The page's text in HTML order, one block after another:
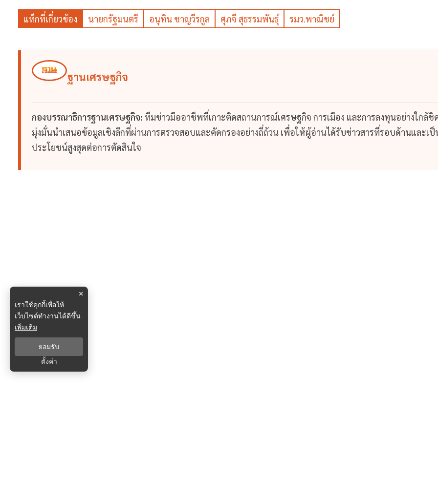
แท็กที่เกี่ยวข้อง นายกรัฐมนตรี อนุทิน ชาญวีรกูล ศุภจี สุธรรมพันธุ์ รมว.พาณิชย์
ฐานเศรษฐกิจ
กองบรรณาธิการฐานเศรษฐกิจ: ทีมข่าวมืออาชีพที่เกาะติดสถานการณ์เศรษฐกิจ การเมือง และการลงทุนอย่างใกล้ชิ
มุ่งมั่นนำเสนอข้อมูลเชิงลึกที่ผ่านการตรวจสอบและคัดกรองอย่างถี่ถ้วน เพื่อให้ผู้อ่านได้รับข่าวสารที่รอบด้านและเป็
ประโยชน์สูงสุดต่อการตัดสินใจ
×
เราใช้คุกกี้เพื่อให้
เว็บไซต์ทำงานได้ดีขึ้น
เพิ่มเติม
ยอมรับ
ตั้งค่า